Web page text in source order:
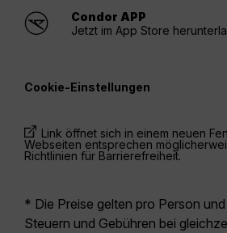
Condor APP
Jetzt im App Store
Cookie-Einstellungen
Link öffnet sich in einem neuen
Webseiten entsprechen
Richtlinien für Barrierefreiheit.
* Die Preise gelten pro Person
Steuern und Gebühren bei